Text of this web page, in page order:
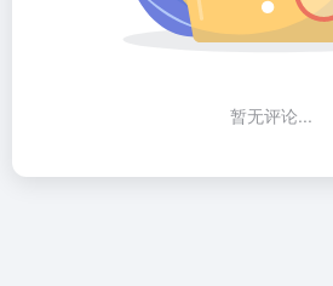
暂无评论...